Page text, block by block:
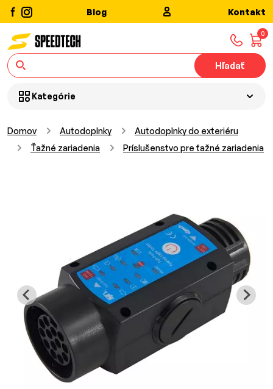
Blog Kontakt
0
Hľadať
Kategórie
Domov Autodoplnky
Autodoplnky do exteriéru
Ťažné zariadenia
Príslušenstvo pre ťažné zariadenia